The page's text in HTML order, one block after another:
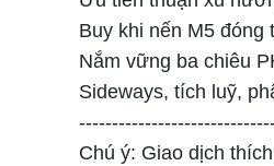
Buy khi nến M5
Nắm vững ba chiêu
Sideways, tích luỹ,
Chú ý: Giao dịch